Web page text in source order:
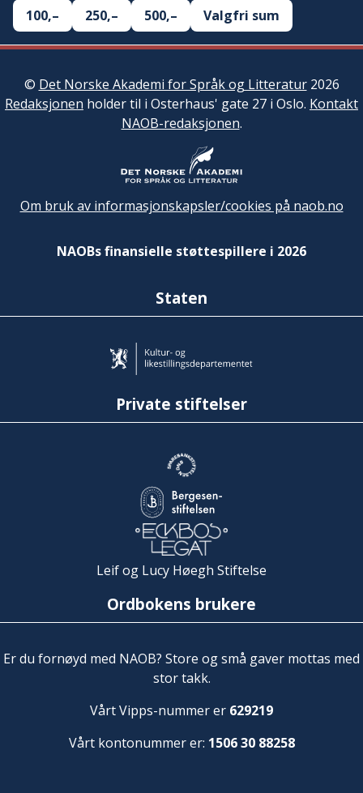
100,–
250,– 500,– Valgfri sum
© Det Norske Akademi for Språk og Litteratur2026
Redaksjonen holder til i Osterhaus' gate 27 i Oslo. Kontakt
NAOB-redaksjonen.
Om bruk av informasjonskapsler/cookies på naob.no
NAOBs finansielle støttespillere i 2026
Staten
Private stiftelser
Leif og Lucy Høegh Stiftelse
Ordbokens brukere
Er du fornøyd med NAOB? Store og små gaver mottas med
stor takk.
Vårt Vipps-nummer er 629219
Vårt kontonummer er: 1506 30 88258